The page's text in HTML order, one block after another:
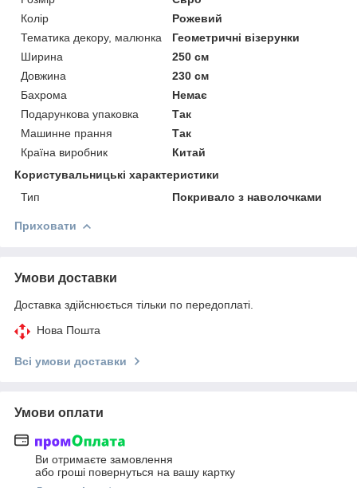
Колір
Рожевий
Тематика декору, малюнка
Геометричні візерунки
Ширина
250 см
Довжина
230 см
Бахрома
Немає
Подарункова упаковка
Так
Машинне прання
Так
Країна виробник
Китай
Користувальницькі характеристики
Тип
Покривало з наволочками
Приховати
Умови доставки
Доставка здійснюється тільки по передоплаті.
Нова Пошта
Всі умови доставки
Умови оплати
Ви отримаєте замовлення
або гроші повернуться на вашу картку